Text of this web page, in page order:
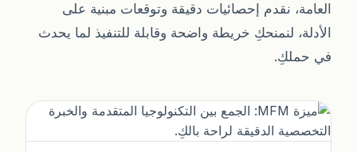
العامة، نقدم إحصائيات دقيقة وتوقعات مبنية على
الأدلة، لنمنحكِ خريطة واضحة وقابلة للتنفيذ لما يحدث
في حملكِ.